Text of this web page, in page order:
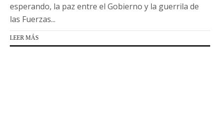
esperando, la paz entre el Gobierno y la guerrila de
las Fuerzas...
LEER MÁS